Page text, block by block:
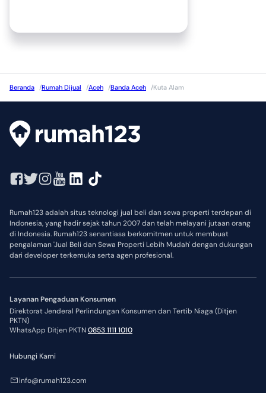
Beranda /Rumah Dijual /Aceh /Banda Aceh /Kuta Alam
Rumah123 adalah situs teknologi jual beli dan sewa properti terdepan di
Indonesia, yang hadir sejak tahun 2007 dan telah melayani jutaan orang
di Indonesia. Rumah123 senantiasa berkomitmen untuk membuat
pengalaman 'Jual Beli dan Sewa Properti Lebih Mudah' dengan dukungan
dari developer terkemuka serta agen profesional.
Layanan Pengaduan Konsumen
Direktorat Jenderal Perlindungan Konsumen dan Tertib Niaga (Ditjen
PKTN)
WhatsApp Ditjen PKTN0853 1111 1010
Hubungi Kami
info@rumah123.com